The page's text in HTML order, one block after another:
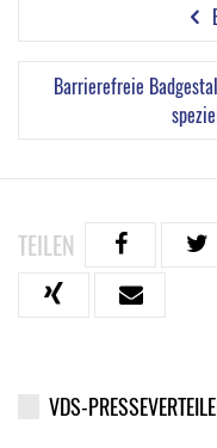
Barrierefreie
TEILEN
VDS-